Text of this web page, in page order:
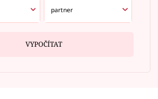
VYPOČÍTAT